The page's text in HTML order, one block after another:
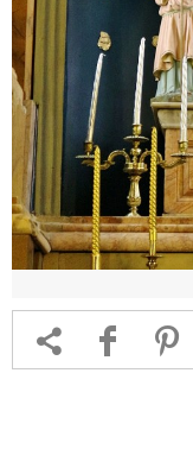
 f 1